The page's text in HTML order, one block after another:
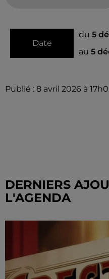
Date
du 5
au 5
Publié : 8 avril 2026 à
DERNIERS
L'AGENDA